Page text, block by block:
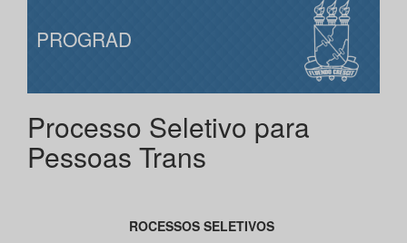
PROGRAD
Processo Seletivo para
Pessoas Trans
ROCESSOS SELETIVOS